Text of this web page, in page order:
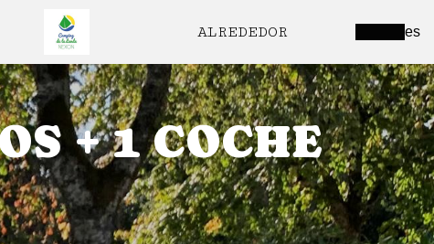
ALREDEDOR es
+ 1 COCHE